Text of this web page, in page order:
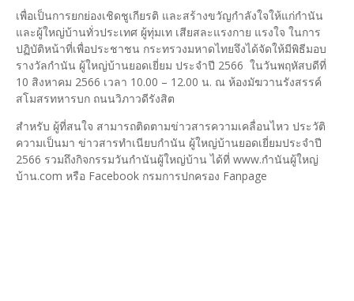
เพื่อเป็นการยกย่องเชิดชูเกียรติ และสร้างขวัญกำลังใจให้แก่กำนัน
และผู้ใหญ่บ้านทั่วประเทศ ผู้ทุ่มเท เสียสละแรงกาย แรงใจ ในการ
ปฏิบัติหน้าที่เพื่อประชาชน กระทรวงมหาดไทยจึงได้จัดให้มีพิธีมอบ
รางวัลกำนัน ผู้ใหญ่บ้านยอดเยี่ยม ประจำปี 2566 ในวันพฤหัสบดีที่
10 สิงหาคม 2566 เวลา 10.00 – 12.00 น. ณ ห้องมัฆวานรังสรรค์
สโมสรทหารบก ถนนวิภาวดีรังสิต
สำหรับ ผู้ที่สนใจ สามารถติดตามข่าวสารความเคลื่อนไหว ประวัติ
ความเป็นมา ข่าวสารทำเนียบกำนัน ผู้ใหญ่บ้านยอดเยี่ยมประจำปี
2566 รวมถึงกิจกรรมวันกำนันผู้ใหญ่บ้าน ได้ที่ www.กำนันผู้ใหญ่
บ้าน.com หรือ Facebook กรมการปกครอง Fanpage